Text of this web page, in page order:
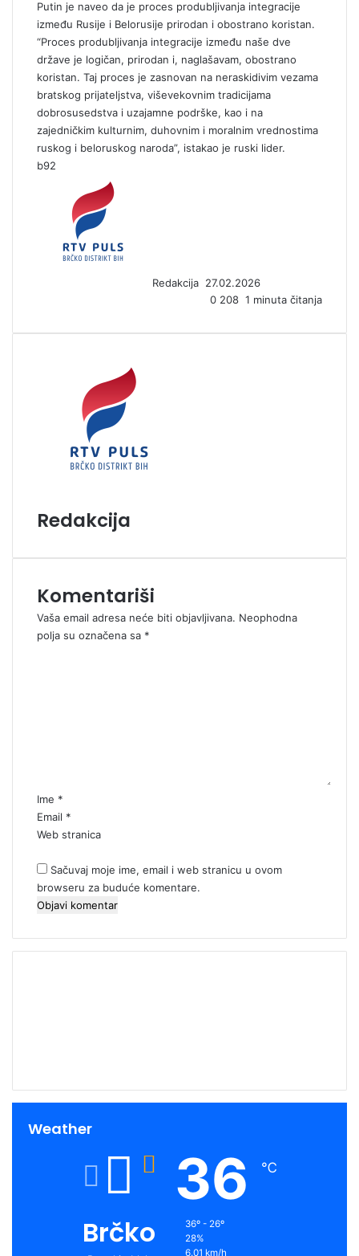
Putin je naveo da je proces produbljivanja integracije
između Rusije i Belorusije prirodan i obostrano koristan.
“Proces produbljivanja integracije između naše dve
države je logičan, prirodan i, naglašavam, obostrano
koristan. Taj proces je zasnovan na neraskidivim vezama
bratskog prijateljstva, viševekovnim tradicijama
dobrosusedstva i uzajamne podrške, kao i na
zajedničkim kulturnim, duhovnim i moralnim vrednostima
ruskog i beloruskog naroda”, istakao je ruski lider.
b92
Redakcija e
m
i
27.02.2026
0 208 1 minuta čitanja
Redakcija
Komentariši
Vaša email adresa neće biti objavljivana. Neophodna
polja su označena sa *
*Ime *
Email *
Web stranica
Sačuvaj moje ime, email i web stranicu u ovom
browseru za buduće komentare.
Weather
Brčko
36 ℃
36º - 26º
28%
6.01 km/h